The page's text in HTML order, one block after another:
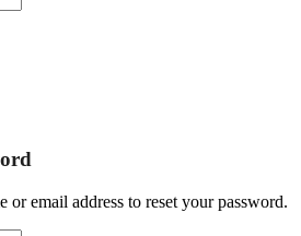
or email address to reset your password.